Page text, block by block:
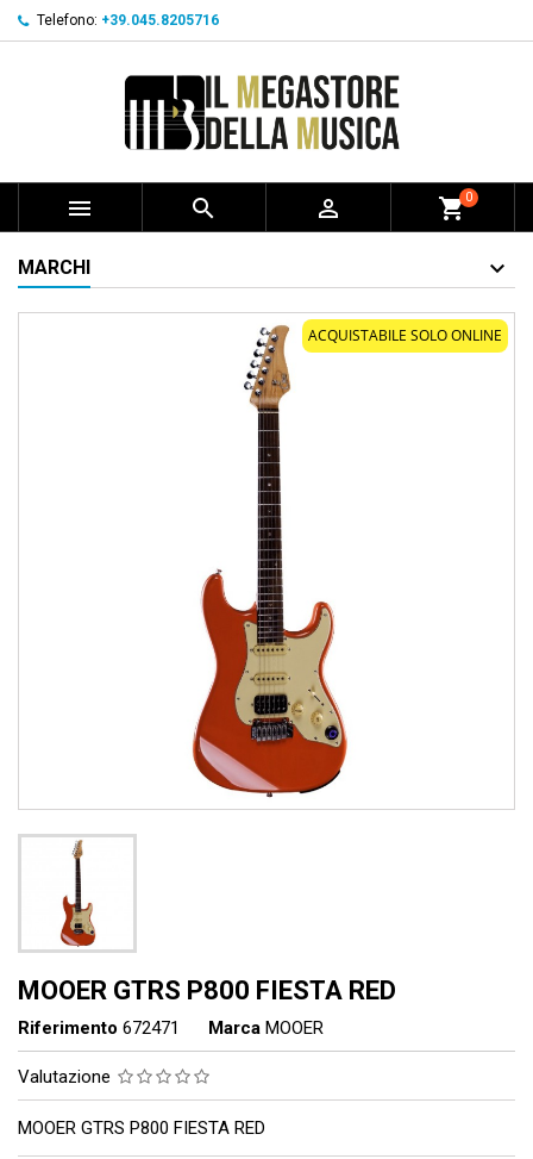
Telefono: +39.045.8205716
   shopping_cart0
MARCHI
ACQUISTABILE SOLO ONLINE
MOOER GTRS P800 FIESTA RED
Riferimento 672471 Marca MOOER
Valutazione
MOOER GTRS P800 FIESTA RED